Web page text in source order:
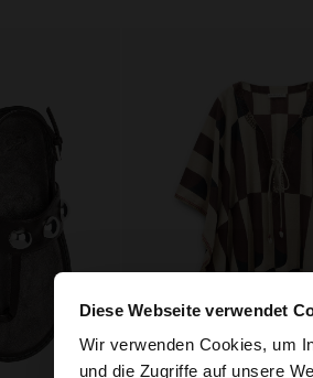
Diese Webseite verwendet
Wir verwenden Cookies, um
und die Zugriffe auf unsere
hallo